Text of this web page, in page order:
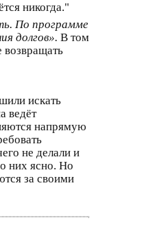
никогда."
По программе
долгов». В том
искать
ведёт
напрямую
не делали и
них ясно. Но
за своими